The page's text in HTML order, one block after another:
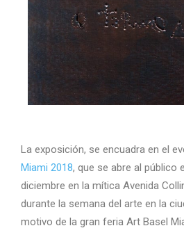
La exposición, se encuadra en el
Miami 2018, que se abre al público
diciembre en la mítica Avenida
durante la semana del arte en la
motivo de la gran feria Art Basel